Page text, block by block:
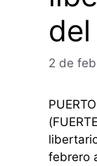
2 de
febrero